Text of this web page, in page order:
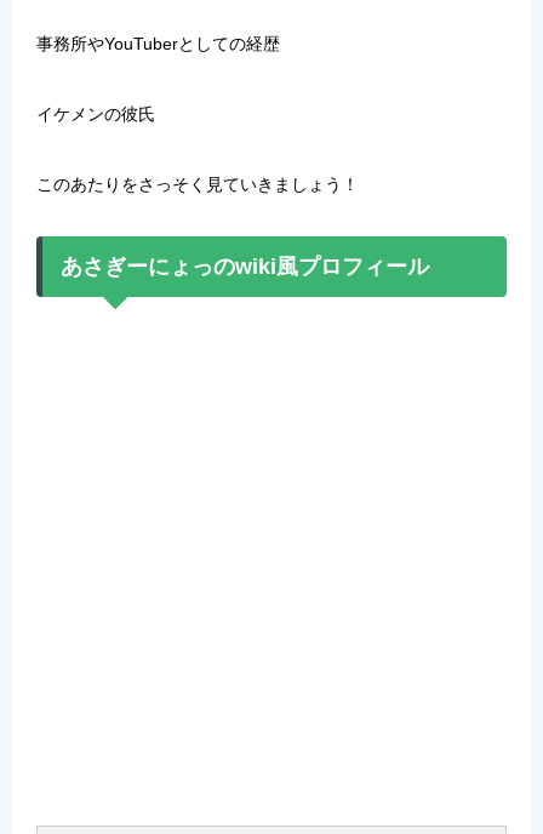
事務所やYouTuberとしての経歴
イケメンの彼氏
このあたりをさっそく見ていきましょう！
あさぎーにょっのwiki風プロフィール